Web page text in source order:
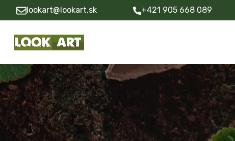
lookart@lookart.sk +421 905 668 089